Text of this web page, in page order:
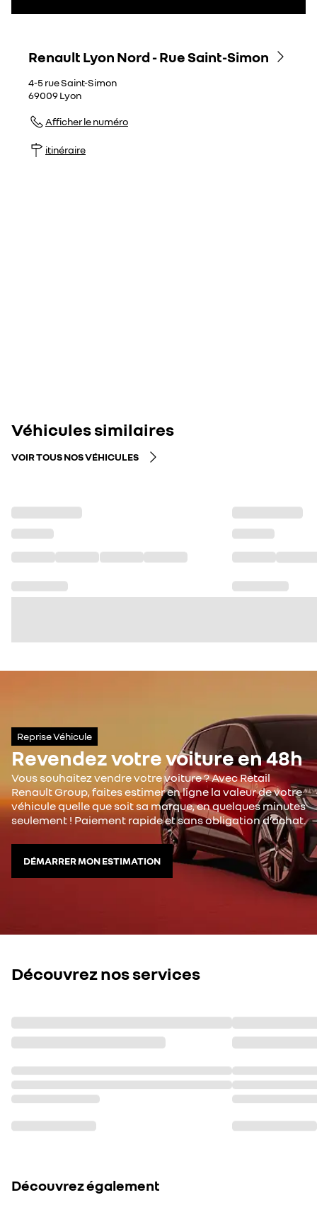
Renault Lyon Nord - Rue Saint-Simon
4-5 rue Saint-Simon
69009Lyon
Afficher le numéro
itinéraire
Véhicules similaires
VOIR TOUS NOS VÉHICULES
Reprise Véhicule
Revendez votre voiture en 48h
Vous souhaitez vendre votre voiture ? Avec Retail
Renault Group, faites estimer en ligne la valeur de votre
véhicule quelle que soit sa marque, en quelques minutes
seulement ! Paiement rapide et sans obligation d’achat.
DÉMARRER MON ESTIMATION
Découvrez nos services
Découvrez également